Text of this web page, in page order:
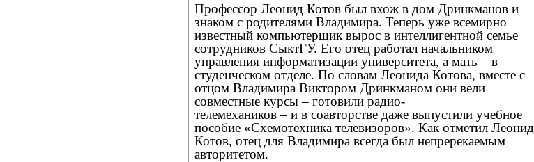
Профессор Леонид Котов был вхож в дом Дринкманов и
знаком с родителями Владимира. Теперь уже всемирно
известный компьютерщик вырос в интеллигентной семье
сотрудников СыктГУ. Его отец работал начальником
управления информатизации университета, а мать – в
студенческом отделе. По словам Леонида Котова, вместе с
отцом Владимира Виктором Дринкманом они вели
совместные курсы – готовили радио-
телемехаников – и в соавторстве даже выпустили учебное
пособие «Схемотехника телевизоров». Как отметил Леонид
Котов, отец для Владимира всегда был непререкаемым
авторитетом.